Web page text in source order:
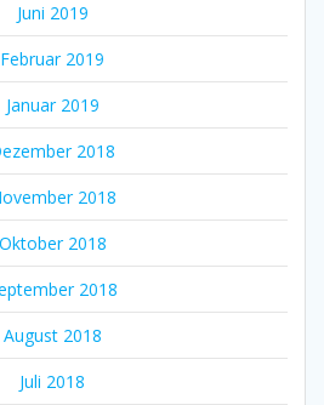
Juni 2019
Februar 2019
Januar 2019
2018
2018
Oktober 2018
2018
August 2018
Juli 2018